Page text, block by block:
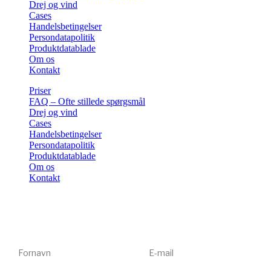
Drej og vind
Cases
Handelsbetingelser
Persondatapolitik
Produktdatablade
Om os
Kontakt
Priser
FAQ – Ofte stillede spørgsmål
Drej og vind
Cases
Handelsbetingelser
Persondatapolitik
Produktdatablade
Om os
Kontakt